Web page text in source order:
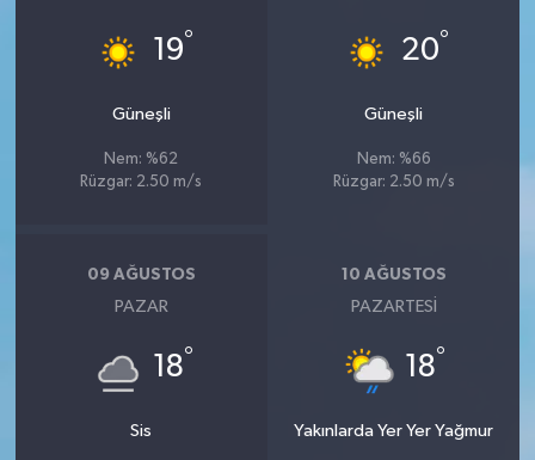
19°
Güneşli
Nem: %62
Rüzgar: 2.50 m/s
20°
Güneşli
Nem: %66
Rüzgar: 2.50 m/s
09 AĞUSTOS
PAZAR
18°
Sis
10 AĞUSTOS
PAZARTESI
18°
Yakınlarda Yer Yer Yağmur